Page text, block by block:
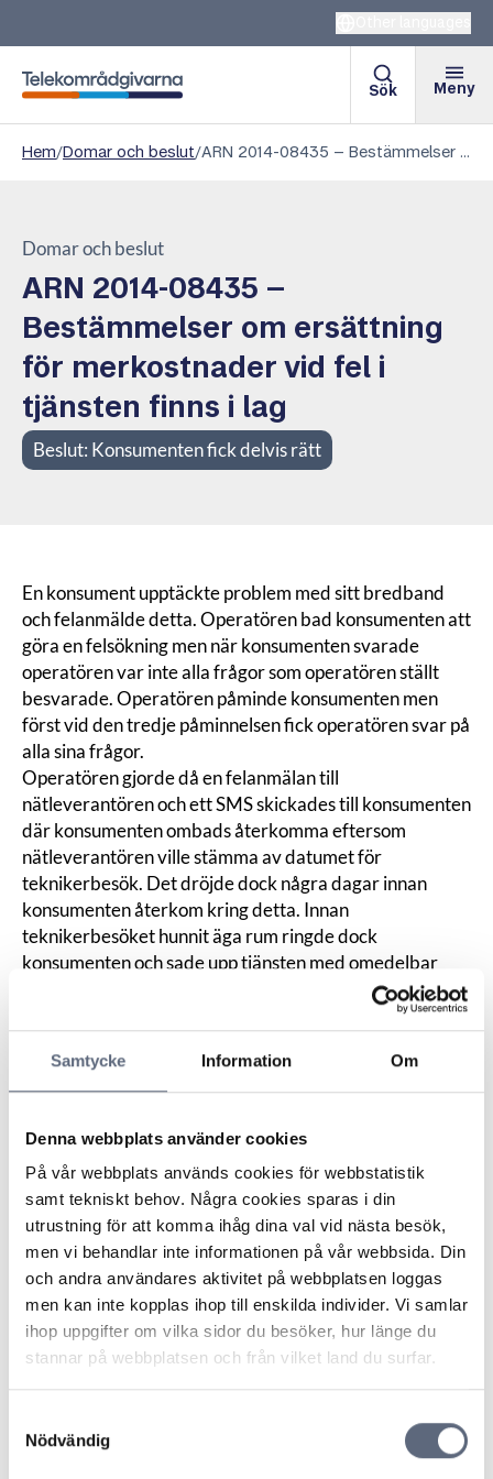
Samtycke Information Om
Denna webbplats använder cookies
På vår webbplats används cookies för webbstatistik
samt tekniskt behov. Några cookies sparas i din
utrustning för att komma ihåg dina val vid nästa besök,
men vi behandlar inte informationen på vår webbsida. Din
och andra användares aktivitet på webbplatsen loggas
men kan inte kopplas ihop till enskilda individer. Vi samlar
ihop uppgifter om vilka sidor du besöker, hur länge du
stannar på webbplatsen och från vilket land du surfar.
Nödvändig
Telekområdgivarna
Sök Meny
Hem/Domar och beslut/ ARN 2014-08435 – Bestämmelser om ersättning för merkostnader vid fel i tjänsten finns i lag
Domar och beslut
ARN 2014-08435 –
Bestämmelser om ersättning
för merkostnader vid fel i
tjänsten finns i lag
Beslut: Konsumenten fick delvis rätt
En konsument upptäckte problem med sitt bredband
och felanmälde detta. Operatören bad konsumenten att
göra en felsökning men när konsumenten svarade
operatören var inte alla frågor som operatören ställt
besvarade. Operatören påminde konsumenten men
först vid den tredje påminnelsen fick operatören svar på
alla sina frågor.
Operatören gjorde då en felanmälan till
nätleverantören och ett SMS skickades till konsumenten
där konsumenten ombads återkomma eftersom
nätleverantören ville stämma av datumet för
teknikerbesök. Det dröjde dock några dagar innan
konsumenten återkom kring detta. Innan
teknikerbesöket hunnit äga rum ringde dock
konsumenten och sade upp tjänsten med omedelbar
verkan och tjänsten kopplades ur samma dag.
Konsumenten beviljades ett prisavdrag med 275
men begärde också ersättning med 1192 kronor för
mobil datatrafik som hon köpt för att kunna sköta sina
det framgår att indirekta skador inte ersätts och
nekade ytterligare ersättning.
ARN menade att det stod klart att konsumenten hade
varit tvungen att köpa mobildata för att ha möjlighet att
sköta sina studier under den period som hennes
bredband inte fungerade. De merkostnader hon haft
för detta ansågs vara en direkt följd av det aktuella
felet. Frågan var då om operatören är skyldig att
ersätta konsumenten för dessa merkostnader?
Operatören hade gjort gällande att det enligt
skulle utgå. ARN menade dock att enligt den